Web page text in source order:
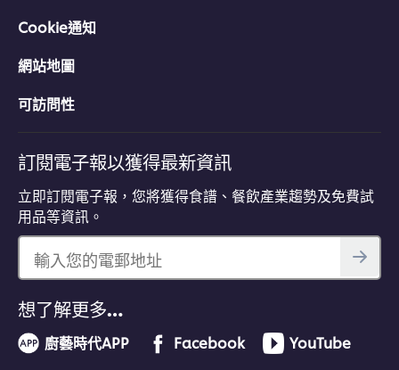
Cookie通知
網站地圖
可訪問性
訂閱電子報以獲得最新資訊
立即訂閱電子報，您將獲得食譜、餐飲產業趨勢及免費試
用品等資訊。
輸入您的電郵地址
想了解更多…
廚藝時代APP Facebook YouTube